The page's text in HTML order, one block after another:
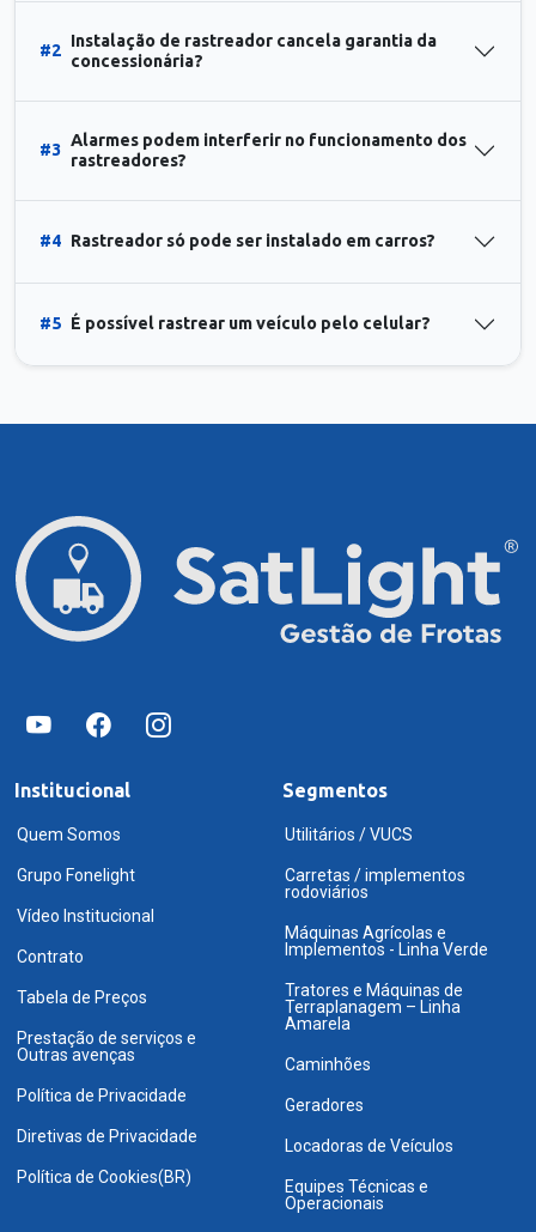
#2
Instalação de rastreador cancela garantia da
concessionária?
#3
Alarmes podem interferir no funcionamento dos
rastreadores?
#4 Rastreador só pode ser instalado em carros?
#5 É possível rastrear um veículo pelo celular?
Institucional
Quem Somos
Grupo Fonelight
Vídeo Institucional
Contrato
Tabela de Preços
Prestação de serviços e
Outras avenças
Política de Privacidade
Diretivas de Privacidade
Política de Cookies(BR)
Segmentos
Utilitários / VUCS
Carretas / implementos
rodoviários
Máquinas Agrícolas e
Implementos - Linha Verde
Tratores e Máquinas de
Terraplanagem – Linha
Amarela
Caminhões
Geradores
Locadoras de Veículos
Equipes Técnicas e
Operacionais